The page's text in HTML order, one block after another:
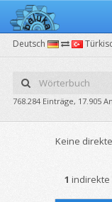
Deutsch
768.284 Einträge, 17.905
Keine
1 indirekte